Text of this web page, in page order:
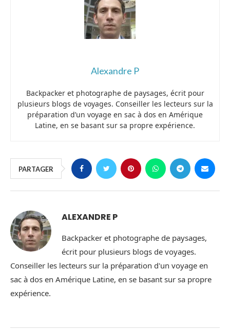
Alexandre P
Backpacker et photographe de paysages, écrit pour
plusieurs blogs de voyages. Conseiller les lecteurs sur la
préparation d’un voyage en sac à dos en Amérique
Latine, en se basant sur sa propre expérience.
PARTAGER
ALEXANDRE P
Backpacker et photographe de paysages,
écrit pour plusieurs blogs de voyages.
Conseiller les lecteurs sur la préparation d'un voyage en
sac à dos en Amérique Latine, en se basant sur sa propre
expérience.